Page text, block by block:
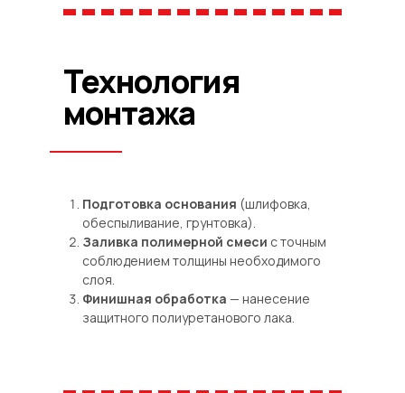
Технология
монтажа
Подготовка основания (шлифовка,
обеспыливание, грунтовка).
Заливка полимерной смеси с точным
соблюдением толщины необходимого
слоя.
Финишная обработка — нанесение
защитного полиуретанового лака.